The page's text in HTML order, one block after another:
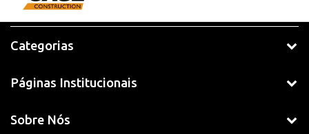
Categorias
Páginas Institucionais
Sobre Nós